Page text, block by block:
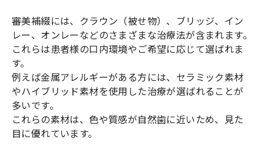
審美補綴には、クラウン（被せ物）、ブリッジ、イン
レー、オンレーなどのさまざまな治療法が含まれます。
これらは患者様の口内環境やご希望に応じて選ばれま
す。
例えば金属アレルギーがある方には、セラミック素材
やハイブリッド素材を使用した治療が選ばれることが
多いです。
これらの素材は、色や質感が自然歯に近いため、見た
目に優れています。